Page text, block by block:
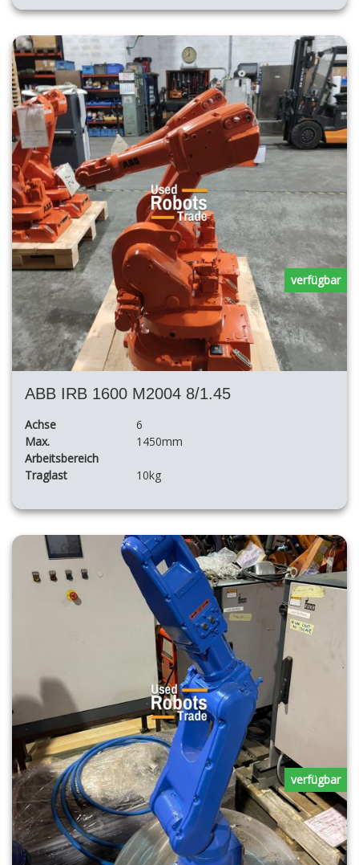
ABB IRB 1600 M2004 8/1.45
Achse
6
Max.
Arbeitsbereich
1450mm
Traglast 10kg
verfügbar
verfügbar